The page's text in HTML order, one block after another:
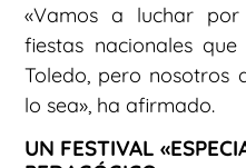
«Vamos a luchar
fiestas nacionales
Toledo, pero nosotros
lo sea», ha afirmado.
UN FESTIVAL